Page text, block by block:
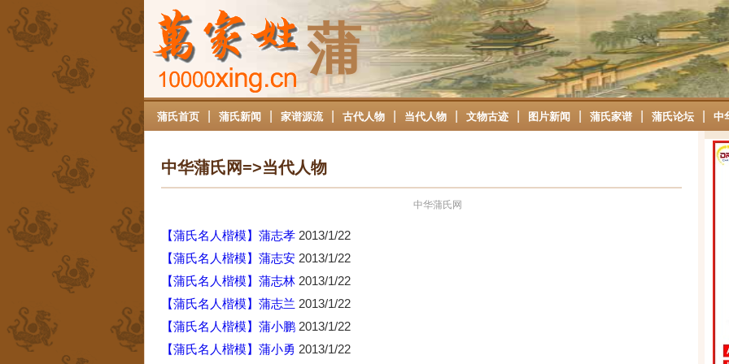
蒲
蒲氏首页 蒲氏新闻 家谱源流 古代人物 当代人物 文物古迹 图片新闻 蒲氏家谱 蒲氏论坛 中
中华蒲氏网=>当代人物
中华蒲氏网
【蒲氏名人楷模】蒲志孝 2013/1/22
【蒲氏名人楷模】蒲志安 2013/1/22
【蒲氏名人楷模】蒲志林 2013/1/22
【蒲氏名人楷模】蒲志兰 2013/1/22
【蒲氏名人楷模】蒲小鹏 2013/1/22
【蒲氏名人楷模】蒲小勇 2013/1/22